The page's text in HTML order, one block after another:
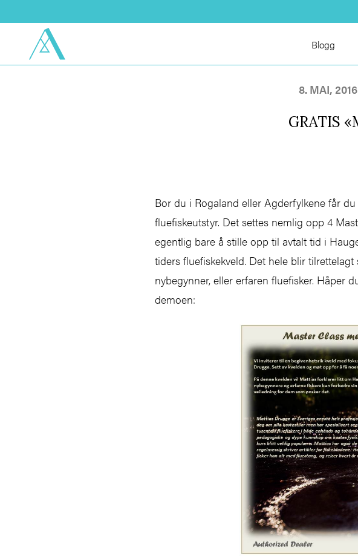
Blogg
8. MAI,
GRATIS
Bor du i Rogaland eller Agderfylkene får
fluefiskeutstyr. Det settes nemlig opp 4
egentlig bare å stille opp til avtalt tid i
tiders fluefiskekveld. Det hele blir
nybegynner, eller erfaren fluefisker. Håper
demoen: